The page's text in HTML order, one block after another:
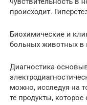
происходит.
Биохимические и
больных животных в
Диагностика
можно, исследуя на
те продукты,